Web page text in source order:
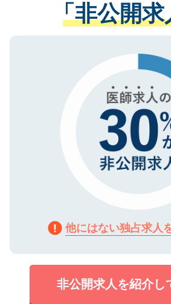
る、プライバシーマーク
で、機密保持に関しても
させていただきます。す
ない方には、長期的なサ
ので、まずはご登録くだ
「非公開求
他にはない独占求人
非公開求人を紹介し